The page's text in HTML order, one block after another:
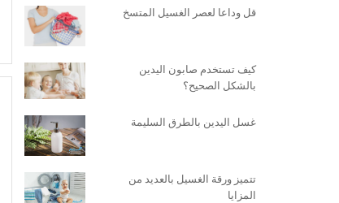
قل وداعا لعصر الغسيل المتسخ
كيف تستخدم صابون اليدين
بالشكل الصحيح؟
غسل اليدين بالطرق السليمة
تتميز ورقة الغسيل بالعديد من
المزايا